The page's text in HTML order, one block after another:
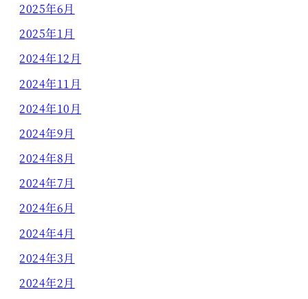
2025年6月
2025年1月
2024年12月
2024年11月
2024年10月
2024年9月
2024年8月
2024年7月
2024年6月
2024年4月
2024年3月
2024年2月